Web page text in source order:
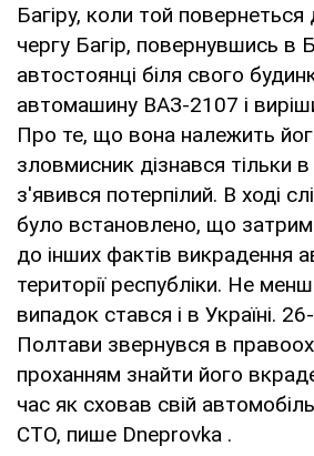
Багіру, коли той
чергу Багір, повернувшись в
автостоянці біля свого
автомашину ВАЗ-2107 і
Про те, що вона належить
зловмисник дізнався тільки в
з'явився потерпілий. В ході
було встановлено, що
до інших фактів викрадення
території республіки. Не
випадок стався і в Україні.
Полтави звернувся в
проханням знайти його
час як сховав свій
СТО, пише Dneprovka .